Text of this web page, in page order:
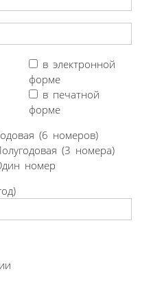
в электронной
форме
в печатной
форме
(6 номеров)
(3 номера)
номер